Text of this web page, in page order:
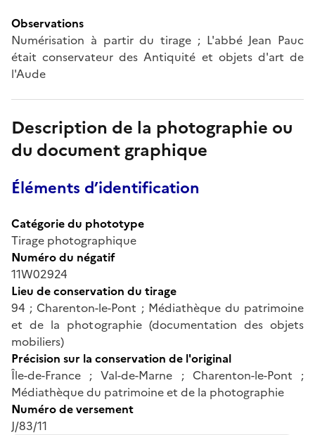
Observations
Numérisation à partir du tirage ; L'abbé Jean Pauc
était conservateur des Antiquité et objets d'art de
l'Aude
Description de la photographie ou
du document graphique
Éléments d’identification
Catégorie du phototype
Tirage photographique
Numéro du négatif
11W02924
Lieu de conservation du tirage
94 ; Charenton-le-Pont ; Médiathèque du patrimoine
et de la photographie (documentation des objets
mobiliers)
Précision sur la conservation de l'original
Île-de-France ; Val-de-Marne ; Charenton-le-Pont ;
Médiathèque du patrimoine et de la photographie
Numéro de versement
J/83/11